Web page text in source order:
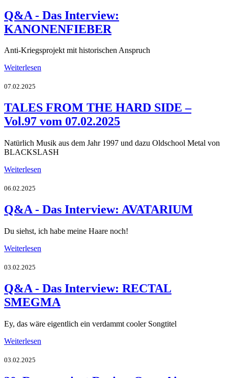
Q&A - Das Interview:
KANONENFIEBER
Anti-Kriegsprojekt mit historischen Anspruch
Weiterlesen
07.02.2025
TALES FROM THE HARD SIDE –
Vol.97 vom 07.02.2025
Natürlich Musik aus dem Jahr 1997 und dazu Oldschool Metal von
BLACKSLASH
Weiterlesen
06.02.2025
Q&A - Das Interview: AVATARIUM
Du siehst, ich habe meine Haare noch!
Weiterlesen
03.02.2025
Q&A - Das Interview: RECTAL
SMEGMA
Ey, das wäre eigentlich ein verdammt cooler Songtitel
Weiterlesen
03.02.2025